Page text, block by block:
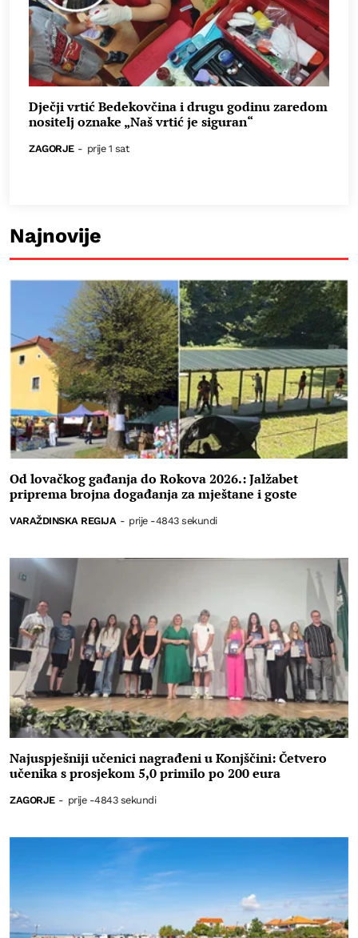
Dječji vrtić Bedekovčina i drugu godinu zaredom
nositelj oznake „Naš vrtić je siguran“
ZAGORJE - prije 1 sat
Najnovije
Od lovačkog gađanja do Rokova 2026.: Jalžabet
priprema brojna događanja za mještane i goste
VARAŽDINSKA REGIJA - prije -4843 sekundi
Najuspješniji učenici nagrađeni u Konjščini: Četvero
učenika s prosjekom 5,0 primilo po 200 eura
ZAGORJE - prije -4843 sekundi